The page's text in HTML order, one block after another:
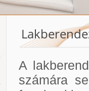
A
számára